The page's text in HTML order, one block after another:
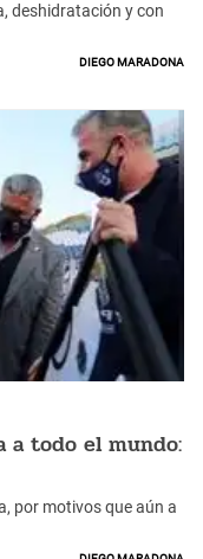
deshidratación y con
Diego Maradona
a todo el mundo:
por motivos que aún a